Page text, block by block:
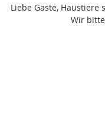
Liebe Gäste, Haustiere
Wir